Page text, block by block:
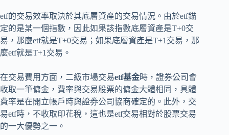
etf的交易效率取決於其底層資產的交易情況。由於etf錨
定的是某一個指數，因此如果該指數底層資產是T+0交
易，那麼etf就是T+0交易；如果底層資產是T+1交易，那
麼etf就是T+1交易。
在交易費用方面，二級市場交易etf基金時，證券公司會
收取一筆傭金，費率與交易股票的傭金大體相同，具體
費率是在開立帳戶時與證券公司協商確定的。此外，交
易etf時，不收取印花稅，這也是etf交易相對於股票交易
的一大優勢之一。